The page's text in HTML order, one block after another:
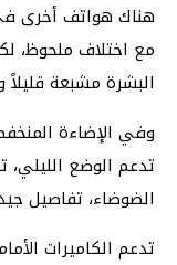
هناك هواتف أخرى
مع اختلاف ملحوظ،
البشرة مشبعة
وفي الإضاءة
تدعم الوضع الليلي،
الضوضاء، تفاصيل